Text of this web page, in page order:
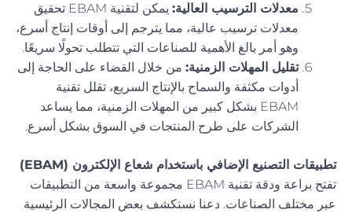
معدلات الترسيب العالية:
يمكن لتقنية EBAM تحقيق
معدلات ترسيب عالية، مما يترجم إلى أوقات إنتاج أسرع،
وهو أمر بالغ الأهمية للصناعات التي تتطلب تحولًا سريعًا.
تقليل المهلات الزمنية:من خلال القضاء على الحاجة إلى
أدوات مكثفة والسماح بالإنتاج السريع، تقلل تقنية
EBAM بشكل كبير من المهلات الزمنية، مما يساعد
الشركات على طرح المنتجات في السوق بشكل أسرع.
تطبيقات التصنيع الإضافي باستخدام شعاع الإلكترون (EBAM)
تفتح براعة ودقة تقنية EBAM مجموعة واسعة من التطبيقات
عبر مختلف الصناعات. دعنا نستكشف بعض المجالات الرئيسية